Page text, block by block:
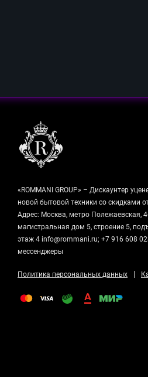
«ROMMANI GROUP» – Дискаунтер
новой бытовой техники со скидками
Адрес: Москва, метро Полежаевская,
магистральная дом 5, строение 5,
этаж 4 info@rommani.ru; +7 916 608
мессенджеры
Политика персональных данных |